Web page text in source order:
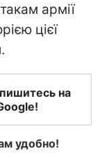
армії
цієї
на
удобно!